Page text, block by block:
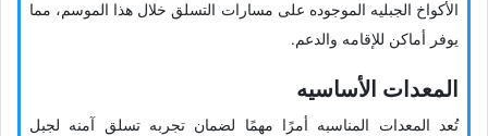
الأکواخ الجبلیه الموجوده على مسارات التسلق خلال هذا الموسم، مما
یوفر أماکن للإقامه والدعم.
المعدات الأساسیه
تُعد المعدات المناسبه أمرًا مهمًا لضمان تجربه تسلق آمنه لجبل